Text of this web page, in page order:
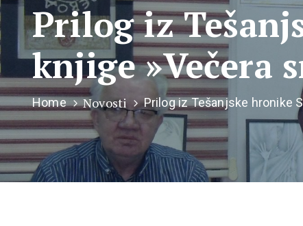
Prilog iz
knjige »Večera
Home Novosti Prilog iz Tešanjske hronike